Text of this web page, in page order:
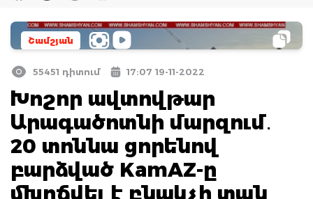
Շամշյան
55451 դիտում 17:07 19-11-2022
Խոշոր ավտովթար
Արագածոտնի մարզում․
20 տոննա ցորենով
բարձված KamAZ-ը
մխրճվել է բնակչի տան